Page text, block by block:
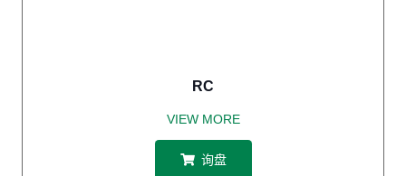
RC
VIEW MORE
询盘